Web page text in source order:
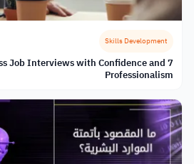
Skills Development
Job Interviews with Confidence and
Professionalism